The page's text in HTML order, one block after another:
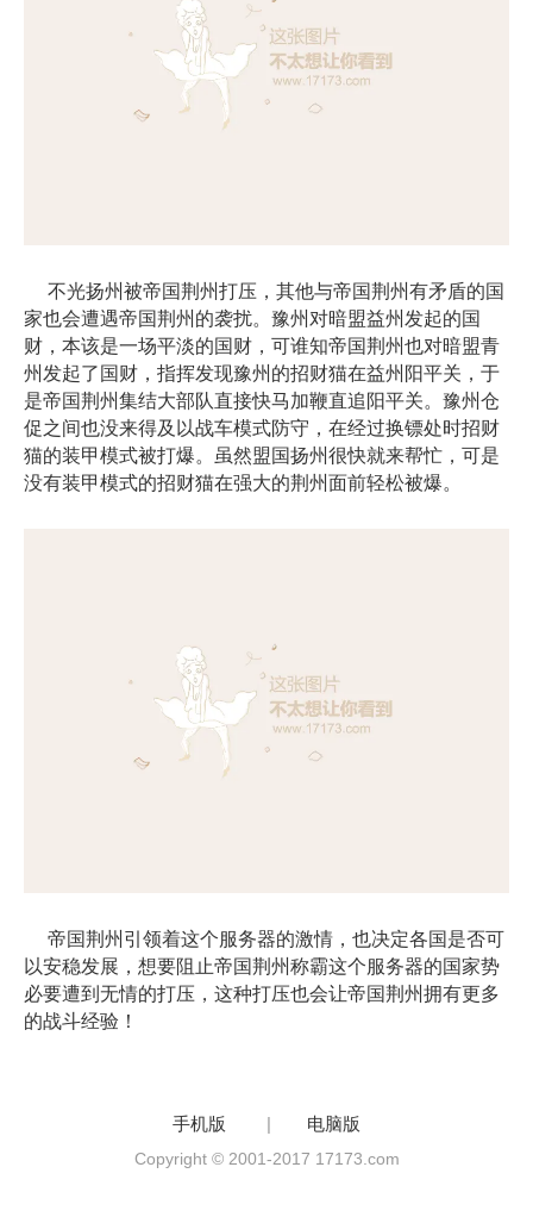
不光扬州被帝国荆州打压，其他与帝国荆州有矛盾的国
家也会遭遇帝国荆州的袭扰。豫州对暗盟益州发起的国
财，本该是一场平淡的国财，可谁知帝国荆州也对暗盟青
州发起了国财，指挥发现豫州的招财猫在益州阳平关，于
是帝国荆州集结大部队直接快马加鞭直追阳平关。豫州仓
促之间也没来得及以战车模式防守，在经过换镖处时招财
猫的装甲模式被打爆。虽然盟国扬州很快就来帮忙，可是
没有装甲模式的招财猫在强大的荆州面前轻松被爆。
帝国荆州引领着这个服务器的激情，也决定各国是否可
以安稳发展，想要阻止帝国荆州称霸这个服务器的国家势
必要遭到无情的打压，这种打压也会让帝国荆州拥有更多
的战斗经验！
手机版 | 电脑版
Copyright © 2001-2017 17173.com